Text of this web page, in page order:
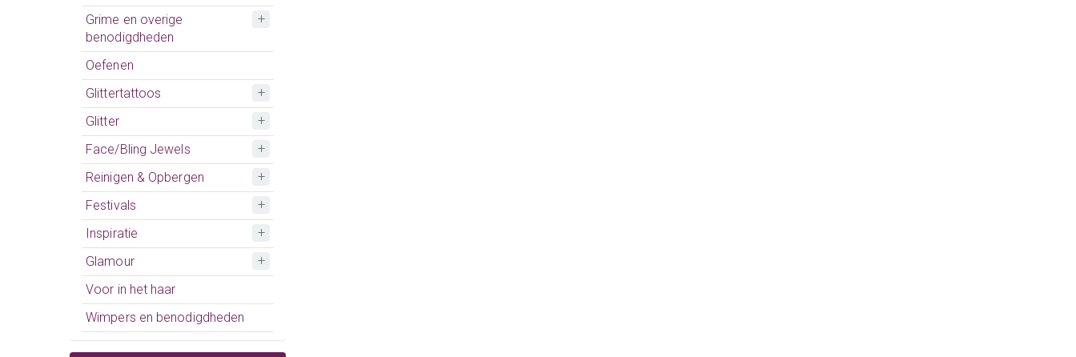
Grime en overige
benodigdheden
Oefenen
Glittertattoos
Glitter
Face/Bling Jewels
Reinigen & Opbergen
Festivals
Inspiratie
Glamour
Voor in het haar
Wimpers en benodigdheden